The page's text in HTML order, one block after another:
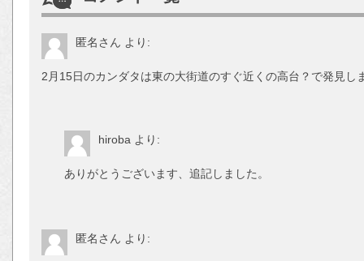
匿名さん より:
2月15日のカンダタは東の大街道のすぐ近くの高台？で発見し
hiroba より:
ありがとうございます、追記しました。
匿名さん より: